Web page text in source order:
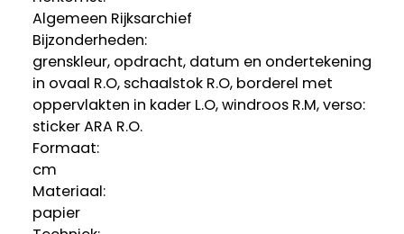
Algemeen Rijksarchief
Bijzonderheden:
grenskleur, opdracht, datum en ondertekening
in ovaal R.O, schaalstok R.O, borderel met
oppervlakten in kader L.O, windroos R.M, verso:
sticker ARA R.O.
Formaat:
cm
Materiaal:
papier